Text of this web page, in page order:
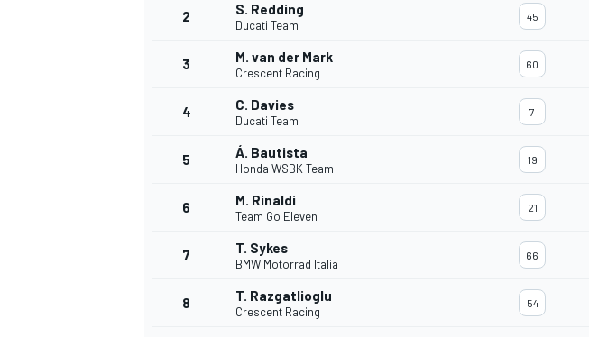
2 S. Redding
Ducati Team
45
3 M. van der Mark
Crescent Racing
60
4 C. Davies
Ducati Team
7
5 Á. Bautista
Honda WSBK Team
19
6 M. Rinaldi
Team Go Eleven
21
7 T. Sykes
BMW Motorrad Italia
66
8 T. Razgatlioglu
Crescent Racing
54